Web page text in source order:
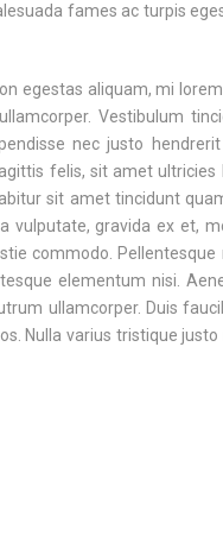
fames ac turpis
egestas aliquam, mi lorem
Vestibulum
nec justo
felis, sit amet ultricies
sit amet tincidunt
vulputate, gravida ex et,
commodo.
elementum nisi.
ullamcorper. Duis
Nulla varius tristique justo